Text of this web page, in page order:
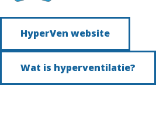
HyperVen website
Wat is hyperventilatie?